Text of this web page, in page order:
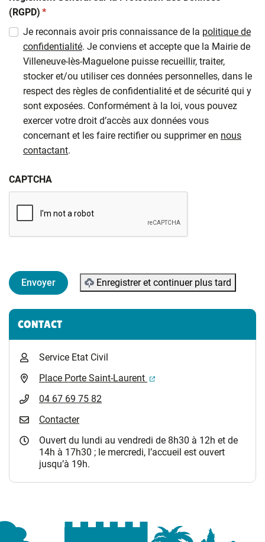
(RGPD) (obligatoire)
*
Je reconnais avoir pris connaissance de la politique de
confidentialité. Je conviens et accepte que la Mairie de
Villeneuve-lès-Maguelone puisse recueillir, traiter,
stocker et/ou utiliser ces données personnelles, dans le
respect des règles de confidentialité et de sécurité qui y
sont exposées. Conformément à la loi, vous pouvez
exercer votre droit d’accès aux données vous
concernant et les faire rectifier ou supprimer en nous
contactant.
CAPTCHA
Enregistrer et continuer plus tard
Informations complémentaires
CONTACT
Service Etat Civil
Place Porte Saint-Laurent
(ouverture dans un
04 67 69 75 82
Contacter
Ouvert du lundi au vendredi de 8h30 à 12h et de
14h à 17h30 ; le mercredi, l’accueil est ouvert
jusqu’à 19h.